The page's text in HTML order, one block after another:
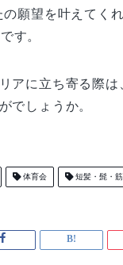
願望を叶えてく
す。
アに立ち寄る際は
でしょうか。
体育会 短髪・髭・